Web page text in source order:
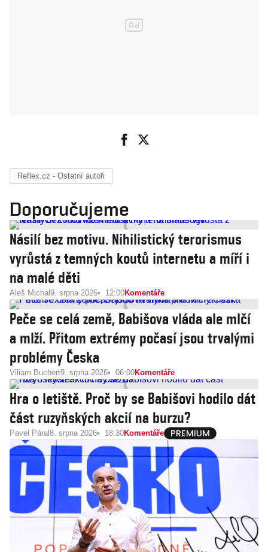
Reflex.cz - Ostatní autoři
Doporučujeme
Násilí bez motivu. Nihilistický terorismus
vyrůstá z temných koutů internetu a míří i
na malé děti
Aleš Michal 9. srpna 2026 12:00Komentáře
Peče se celá země, Babišova vláda ale mlčí
a mlží. Přitom extrémy počasí jsou trvalými
problémy Česka
Viliam Buchert9. srpna 2026 06:00Komentáře
Hra o letiště. Proč by se Babišovi hodilo dát
část ruzyňských akcií na burzu?
Pavel Páral 8. srpna 2026 18:30Komentáře